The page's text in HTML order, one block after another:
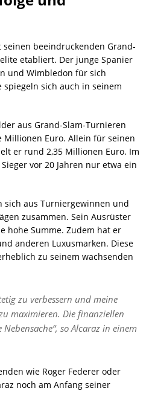
seinen beeindruckenden Grand-
etabliert. Der junge Spanier
und Wimbledon für sich
spiegeln sich auch in seinem
aus Grand-Slam-Turnieren
Euro. Allein für seinen
er rund 2,35 Millionen Euro. Im
vor 20 Jahren nur etwa ein
sich aus Turniergewinnen und
zusammen. Sein Ausrüster
hohe Summe. Zudem hat er
anderen Luxusmarken. Diese
zu seinem wachsenden
zu verbessern und meine
maximieren. Die finanziellen
so Alcaraz in einem
wie Roger Federer oder
noch am Anfang seiner